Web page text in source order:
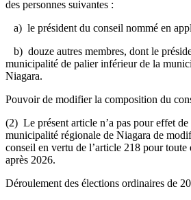
des personnes suivantes :
a) le président du conseil nommé en
b) douze autres membres, dont le
municipalité de palier inférieur de la
Niagara.
Pouvoir de modifier la composition du
(2) Le présent article n’a pas pour effet
municipalité régionale de Niagara de
conseil en vertu de l’article 218 pour
après 2026.
Déroulement des élections ordinaires de